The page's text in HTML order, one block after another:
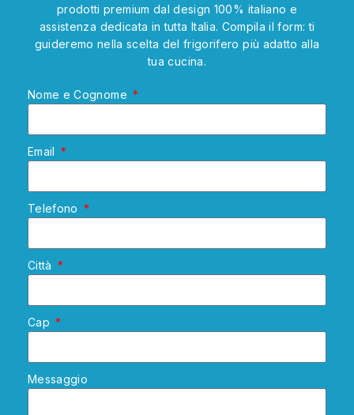
prodotti premium dal design 100% italiano e
assistenza dedicata in tutta Italia. Compila il form: ti
guideremo nella scelta del frigorifero più adatto alla
tua cucina.
Nome e Cognome
Email
Telefono
Città
Cap
Messaggio